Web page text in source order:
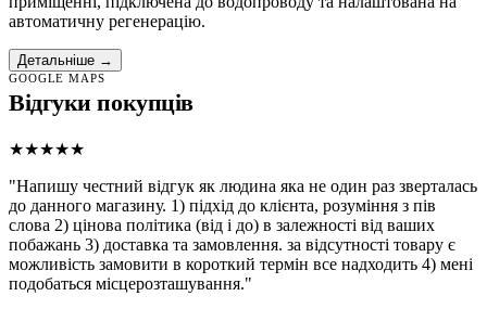
автоматичну регенерацію.
Детальніше →
GOOGLE MAPS
Відгуки покупців
★★★★★
"Напишу честний відгук як людина яка не один раз зверталась
до данного магазину. 1) підхід до клієнта, розуміння з пів
слова 2) цінова політика (від і до) в залежності від ваших
побажань 3) доставка та замовлення. за відсутності товару є
можливість замовити в короткий термін все надходить 4) мені
подобаться місцерозташування."